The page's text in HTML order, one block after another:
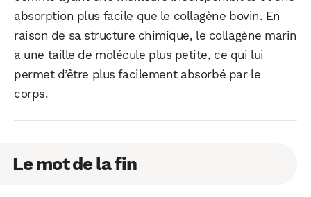
absorption plus facile que le collagène bovin. En
raison de sa structure chimique, le collagène marin
a une taille de molécule plus petite, ce qui lui
permet d’être plus facilement absorbé par le
corps.
Le mot de la fin